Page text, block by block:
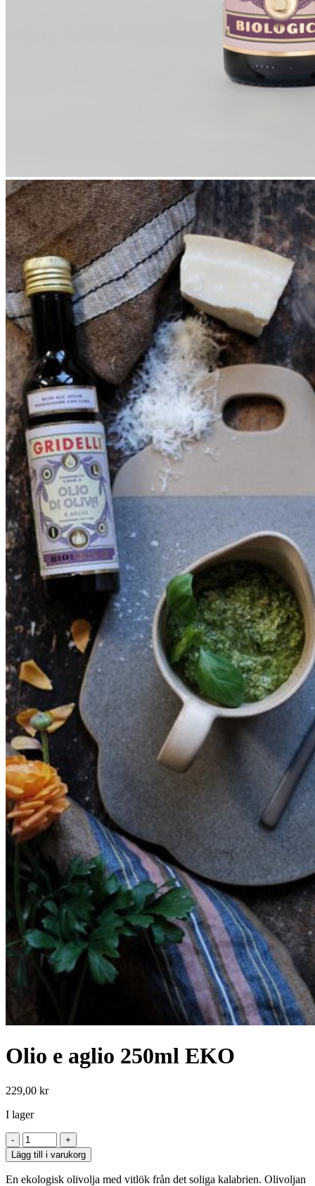
Olio e aglio 250ml EKO
229,00 kr
I lager
Olio
e
aglio
250ml
Lägg till i varukorg
En ekologisk olivolja med vitlök från det soliga kalabrien. Olivoljan